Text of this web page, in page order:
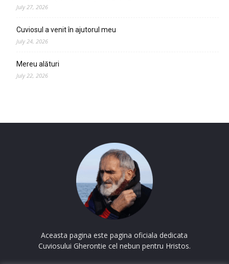
July 27, 2026
Cuviosul a venit în ajutorul meu
July 24, 2026
Mereu alături
July 22, 2026
Aceasta pagina este pagina oficiala dedicata
Cuviosului Gherontie cel nebun pentru Hristos.